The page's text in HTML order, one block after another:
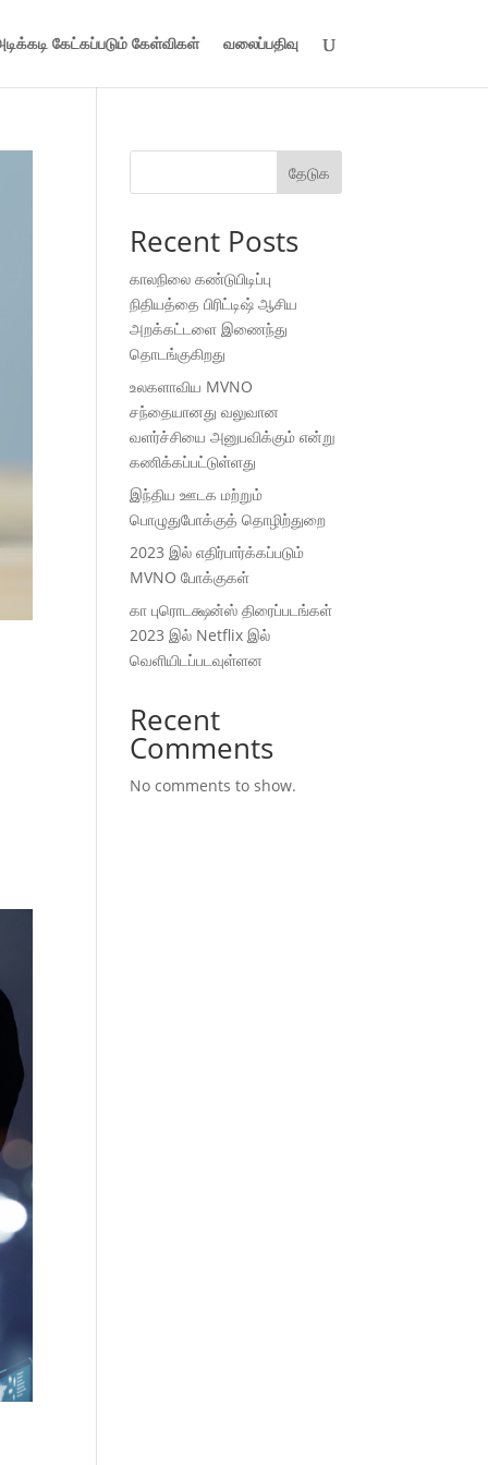
கேட்கப்படும் கேள்விகள் வலைப்பதிவு
தேடுக
Recent Posts
காலநிலை கண்டுபிடிப்பு
நிதியத்தை பிரிட்டிஷ் ஆசிய
அறக்கட்டளை இணைந்து
தொடங்குகிறது
உலகளாவிய MVNO
சந்தையானது வலுவான
வளர்ச்சியை அனுபவிக்கும் என்று
கணிக்கப்பட்டுள்ளது
இந்திய ஊடக மற்றும்
பொழுதுபோக்குத் தொழிற்துறை
2023 இல் எதிர்பார்க்கப்படும்
MVNO போக்குகள்
கா புரொடக்ஷன்ஸ் திரைப்படங்கள்
2023 இல் Netflix இல்
வெளியிடப்படவுள்ளன
Recent
Comments
No comments to show.